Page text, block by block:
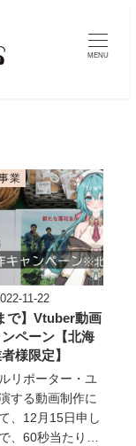
MENU
業
で】Vtuber動画
ペーン【北海
様限定】
リポーター・ユ
する動画制作に
、12月15日申し
、60秒当たり…
稿日11-22